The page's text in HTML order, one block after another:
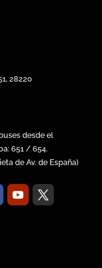
28220
desde el
651/ 654.
de Av. de España)